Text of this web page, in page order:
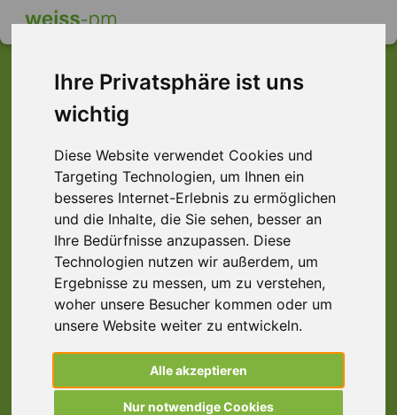
Ihre Privatsphäre ist uns
wichtig
Diese Website verwendet Cookies und
Targeting Technologien, um Ihnen ein
besseres Internet-Erlebnis zu ermöglichen
und die Inhalte, die Sie sehen, besser an
Ihre Bedürfnisse anzupassen. Diese
Technologien nutzen wir außerdem, um
Ergebnisse zu messen, um zu verstehen,
woher unsere Besucher kommen oder um
unsere Website weiter zu entwickeln.
Alle akzeptieren
Nur notwendige Cookies
Dieser Job ist leider
nicht mehr verfügbar ...
... aber vielleicht ist hier etwas dabei:
Call-Center Agent (m/w/d)
Prämiensystem, Alzenau